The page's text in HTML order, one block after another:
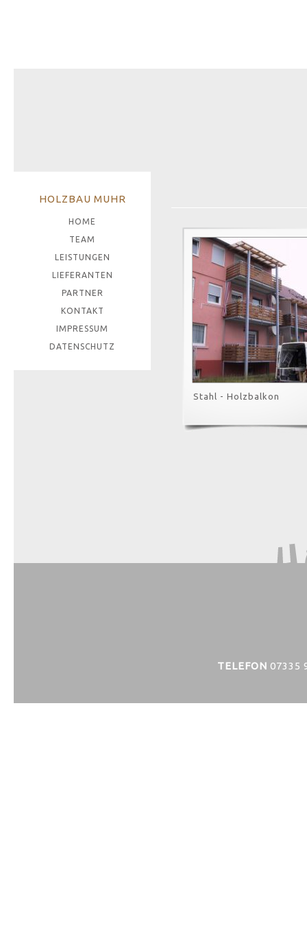
HOLZBAU MUHR
HOME
TEAM
LEISTUNGEN
LIEFERANTEN
PARTNER
KONTAKT
IMPRESSUM
DATENSCHUTZ
Stahl - Holzbalkon
TELEFON 07335